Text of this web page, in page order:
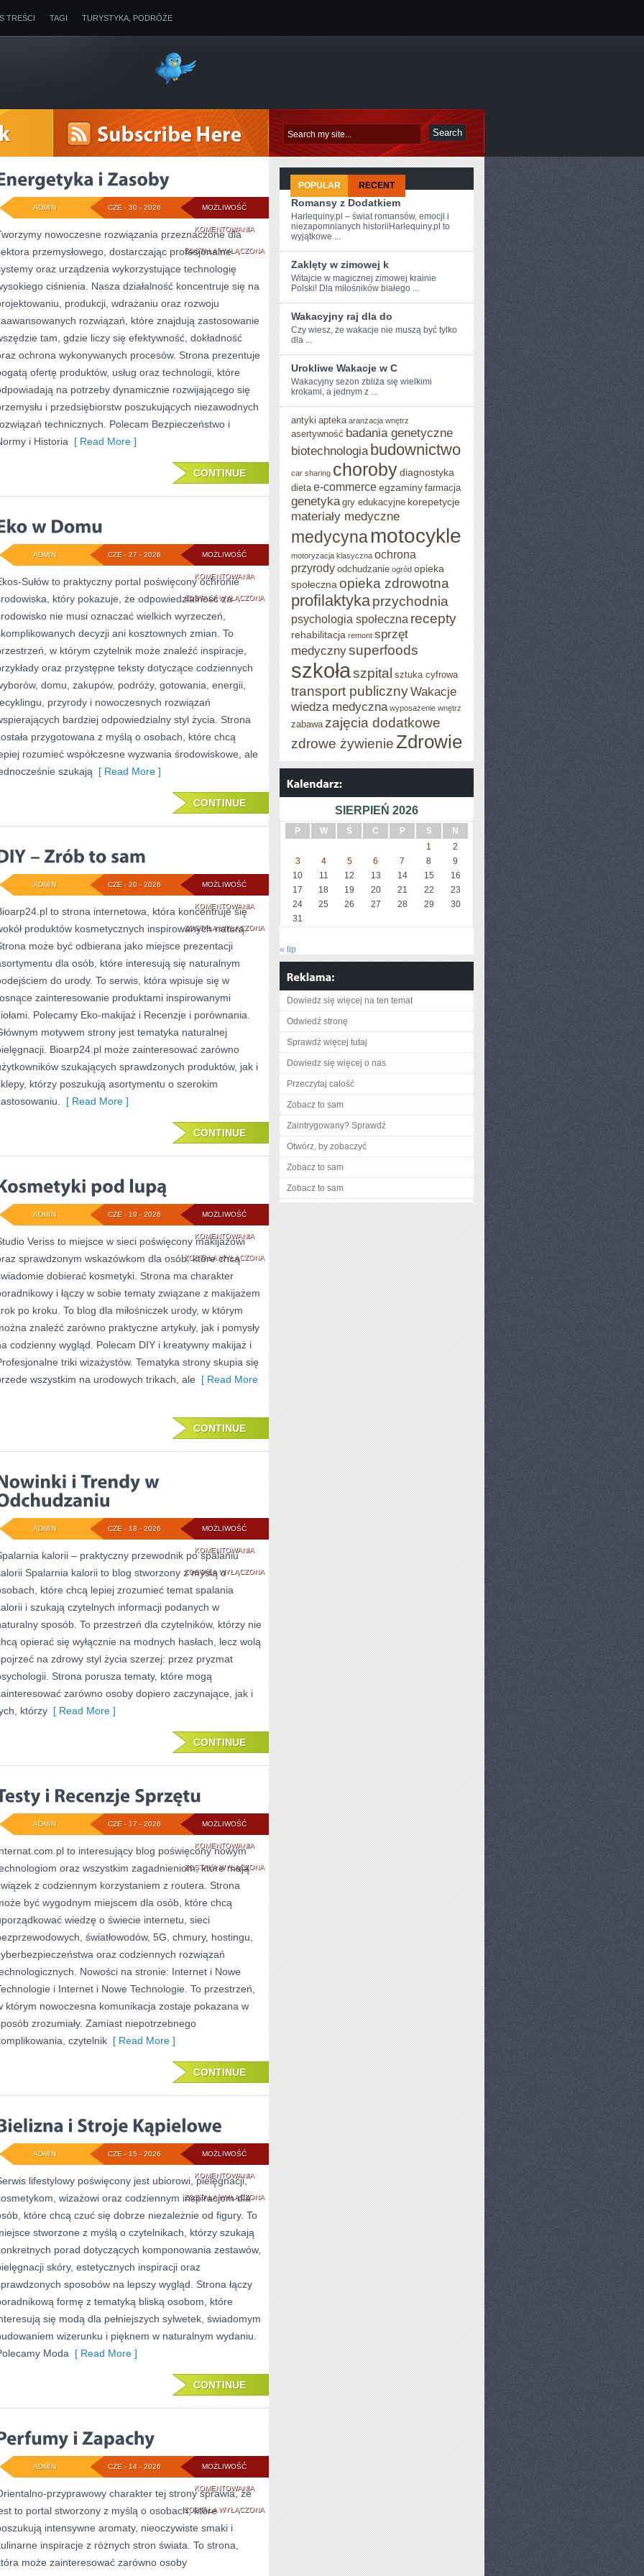
TREŚCI TAGI TURYSTYKA, PODRÓŻE
MOŻLIWOŚĆ
KOMENTOWANIAENERGETYKA
I
ZASOBY
ZOSTAŁA WYŁĄCZONA
CZE - 30 - 2026
ADMIN
nowoczesne rozwiązania przeznaczone dla
przemysłowego, dostarczając profesjonalne
oraz urządzenia wykorzystujące technologię
ciśnienia. Nasza działalność koncentruje się na
produkcji, wdrażaniu oraz rozwoju
rozwiązań, które znajdują zastosowanie
tam, gdzie liczy się efektywność, dokładność
ochrona wykonywanych procesów. Strona prezentuje
ofertę produktów, usług oraz technologii, które
na potrzeby dynamicznie rozwijającego się
i przedsiębiorstw poszukujących niezawodnych
technicznych. Polecam Bezpieczeństwo i
i Historia [ Read More ]
CONTINUE
MOŻLIWOŚĆ
KOMENTOWANIAEKO
W
DOMU
ZOSTAŁA WYŁĄCZONA
CZE - 27 - 2026
ADMIN
Sułów to praktyczny portal poświęcony ochronie
który pokazuje, że odpowiedzialność za
nie musi oznaczać wielkich wyrzeczeń,
decyzji ani kosztownych zmian. To
w którym czytelnik może znaleźć inspiracje,
oraz przystępne teksty dotyczące codziennych
domu, zakupów, podróży, gotowania, energii,
przyrody i nowoczesnych rozwiązań
bardziej odpowiedzialny styl życia. Strona
przygotowana z myślą o osobach, które chcą
rozumieć współczesne wyzwania środowiskowe, ale
szukają [ Read More ]
CONTINUE
MOŻLIWOŚĆ
KOMENTOWANIADIY
–
ZRÓB
SAM
ZOSTAŁA WYŁĄCZONA
CZE - 20 - 2026
ADMIN
to strona internetowa, która koncentruje się
produktów kosmetycznych inspirowanych naturą.
może być odbierana jako miejsce prezentacji
dla osób, które interesują się naturalnym
do urody. To serwis, która wpisuje się w
zainteresowanie produktami inspirowanymi
Polecamy Eko-makijaż i Recenzje i porównania.
motywem strony jest tematyka naturalnej
Bioarp24.pl może zainteresować zarówno
szukających sprawdzonych produktów, jak i
którzy poszukują asortymentu o szerokim
[ Read More ]
CONTINUE
MOŻLIWOŚĆ
KOMENTOWANIAKOSMETYKI
POD
LUPĄ
ZOSTAŁA WYŁĄCZONA
CZE - 19 - 2026
ADMIN
Veriss to miejsce w sieci poświęcony makijażowi
sprawdzonym wskazówkom dla osób, które chcą
dobierać kosmetyki. Strona ma charakter
i łączy w sobie tematy związane z makijażem
po kroku. To blog dla miłośniczek urody, w którym
znaleźć zarówno praktyczne artykuły, jak i pomysły
codzienny wygląd. Polecam DIY i kreatywny makijaż i
triki wizażystów. Tematyka strony skupia się
wszystkim na urodowych trikach, ale [ Read More
CONTINUE
MOŻLIWOŚĆ
KOMENTOWANIANOWINKI
I
TRENDY
ODCHUDZANIU
ZOSTAŁA WYŁĄCZONA
CZE - 18 - 2026
ADMIN
kalorii – praktyczny przewodnik po spalaniu
Spalarnia kalorii to blog stworzony z myślą o
które chcą lepiej zrozumieć temat spalania
i szukają czytelnych informacji podanych w
sposób. To przestrzeń dla czytelników, którzy nie
opierać się wyłącznie na modnych hasłach, lecz wolą
na zdrowy styl życia szerzej: przez pryzmat
Strona porusza tematy, które mogą
zarówno osoby dopiero zaczynające, jak i
którzy [ Read More ]
CONTINUE
MOŻLIWOŚĆ
KOMENTOWANIATESTY
I
RECENZJE
SPRZĘTU
ZOSTAŁA WYŁĄCZONA
CZE - 17 - 2026
ADMIN
to interesujący blog poświęcony nowym
oraz wszystkim zagadnieniom, które mają
z codziennym korzystaniem z routera. Strona
być wygodnym miejscem dla osób, które chcą
wiedzę o świecie internetu, sieci
światłowodów, 5G, chmury, hostingu,
oraz codziennych rozwiązań
Nowości na stronie: Internet i Nowe
i Internet i Nowe Technologie. To przestrzeń,
którym nowoczesna komunikacja zostaje pokazana w
zrozumiały. Zamiast niepotrzebnego
czytelnik [ Read More ]
CONTINUE
MOŻLIWOŚĆ
KOMENTOWANIABIELIZNA
I
STROJE
KĄPIELOWE
ZOSTAŁA WYŁĄCZONA
CZE - 15 - 2026
ADMIN
lifestylowy poświęcony jest ubiorowi, pielęgnacji,
wizażowi oraz codziennym inspiracjom dla
które chcą czuć się dobrze niezależnie od figury. To
stworzone z myślą o czytelnikach, którzy szukają
porad dotyczących komponowania zestawów,
skóry, estetycznych inspiracji oraz
sposobów na lepszy wygląd. Strona łączy
formę z tematyką bliską osobom, które
się modą dla pełniejszych sylwetek, świadomym
wizerunku i pięknem w naturalnym wydaniu.
Moda [ Read More ]
CONTINUE
MOŻLIWOŚĆ
KOMENTOWANIAPERFUMY
I
ZAPACHY
ZOSTAŁA WYŁĄCZONA
CZE - 14 - 2026
ADMIN
przyprawowy charakter tej strony sprawia, że
to portal stworzony z myślą o osobach, które
intensywne aromaty, nieoczywiste smaki i
inspiracje z różnych stron świata. To strona,
może zainteresować zarówno osoby
POPULAR RECENT
Romansy z Dodatkiem
Harlequiny.pl – świat romansów, emocji i
niezapomnianych historiiHarlequiny.pl to
wyjątkowe ...
Zaklęty w zimowej k
Witajcie w magicznej zimowej krainie
Polski! Dla miłośników białego ...
Wakacyjny raj dla do
Czy wiesz, ⁤że wakacje nie muszą być ​tylko
dla ...
Urokliwe Wakacje w C
Wakacyjny sezon zbliża ‌się ⁣wielkimi
‍krokami, a jednym z ...
antyki apteka aranżacja wnętrz
asertywność badania genetyczne
biotechnologia budownictwo
car sharing chorobydiagnostyka
dieta e-commerceegzaminy farmacja
genetyka gry edukacyjne korepetycje
materiały medyczne
medycynamotocykle
motoryzacja klasyczna ochrona
przyrody odchudzanie ogród opieka
społeczna opieka zdrowotna
profilaktykaprzychodnia
psychologia społeczna recepty
rehabilitacja remont sprzęt
medycznysuperfoods
szkołaszpital sztuka cyfrowa
transport publicznyWakacje
wiedza medyczna wyposażenie wnętrz
zabawa zajęcia dodatkowe
zdrowe żywienieZdrowie
SIERPIEŃ 2026
P W Ś C P S
N
1
2
3
4 5 6 7 8
9
10
11 12 13 14 15
16
17
18 19 20 21 22
23
24
25 26 27 28 29
30
31
« lip
Dowiedz się więcej na ten temat
Odwiedź stronę
Sprawdź więcej tutaj
Dowiedz się więcej o nas
Przeczytaj całość
Zobacz to sam
Zaintrygowany? Sprawdź
Otwórz, by zobaczyć
Zobacz to sam
Zobacz to sam